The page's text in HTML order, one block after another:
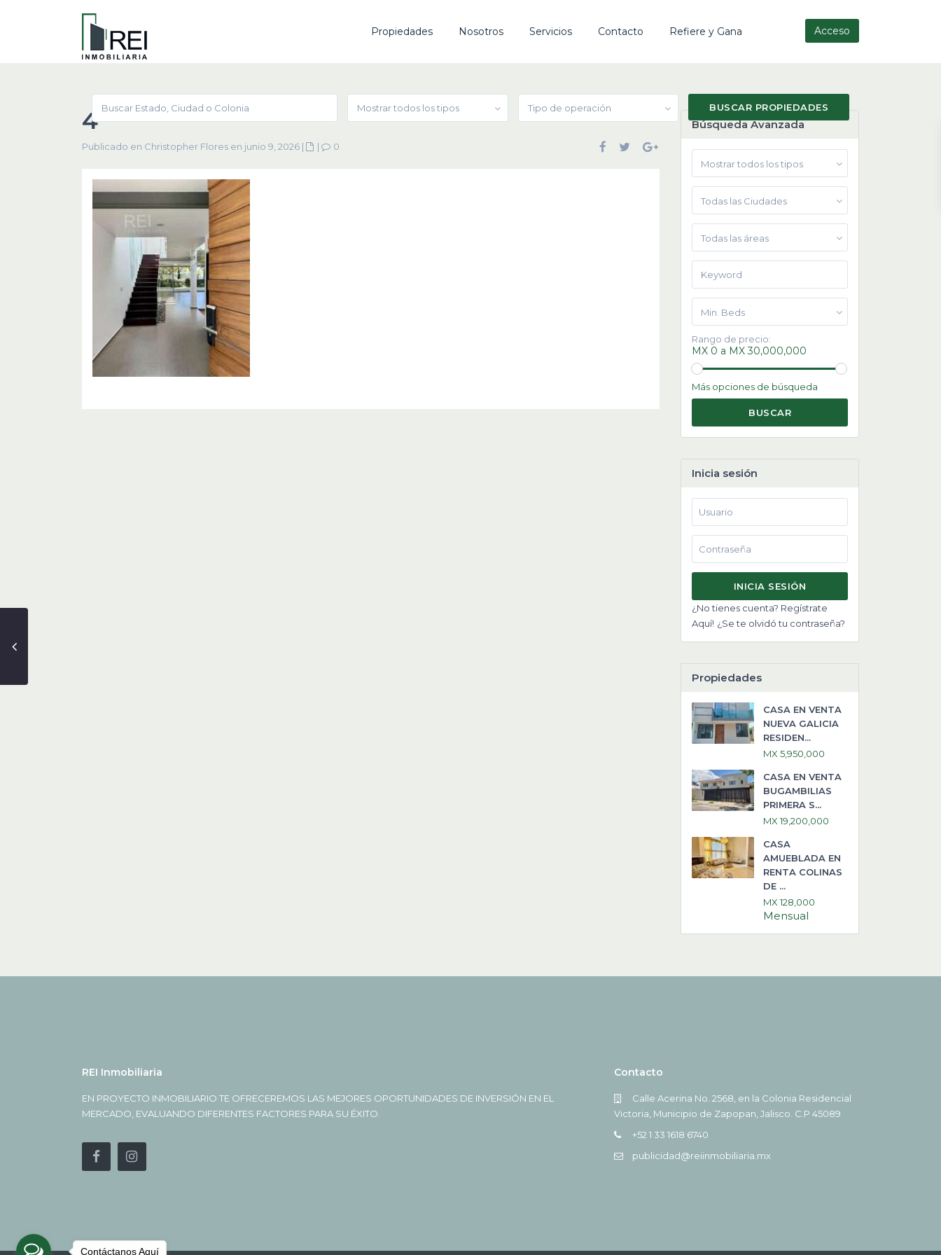
Acceso
Propiedades Nosotros Servicios Contacto Refiere y Gana
Mostrar todos los tipos Tipo de operación
4
Publicado en Christopher Flores en junio 9, 2026 | | 0
Búsqueda Avanzada
Mostrar todos los tipos
Todas las Ciudades
Todas las áreas
Min. Beds
Rango de precio:
MX 0 a MX 30,000,000
Más opciones de búsqueda
BUSCAR
Inicia sesión
INICIA SESIÓN
¿No tienes cuenta? Regístrate
Aquí! ¿Se te olvidó tu contraseña?
Propiedades
CASA EN VENTA
NUEVA GALICIA
RESIDEN...
MX 5,950,000
CASA EN VENTA
BUGAMBILIAS
PRIMERA S...
MX 19,200,000
CASA
AMUEBLADA EN
RENTA COLINAS
DE ...
MX 128,000
Mensual
REI Inmobiliaria
EN PROYECTO INMOBILIARIO TE OFRECEREMOS LAS MEJORES OPORTUNIDADES DE INVERSIÓN EN EL
MERCADO, EVALUANDO DIFERENTES FACTORES PARA SU ÉXITO.
Contacto
Calle Acerina No. 2568, en la Colonia Residencial
Victoria, Municipio de Zapopan, Jalisco. C.P 45089
+52 1 33 1618 6740
publicidad@reiinmobiliaria.mx
Contáctanos Aquí